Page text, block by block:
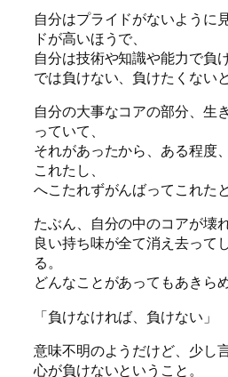
自分はプライドがないように
ドが高いほうで、
自分は技術や知識や能力で負
では負けない、負けたくない
自分の大事なコアの部分、生
っていて、
それがあったから、ある程度
これたし、
へこたれずがんばってこれた
たぶん、自分の中のコアが壊
良い持ち味が全て消え去って
る。
どんなことがあってもあきら
「負けなければ、負けない」
意味不明のようだけど、少し
心が負けないということ。